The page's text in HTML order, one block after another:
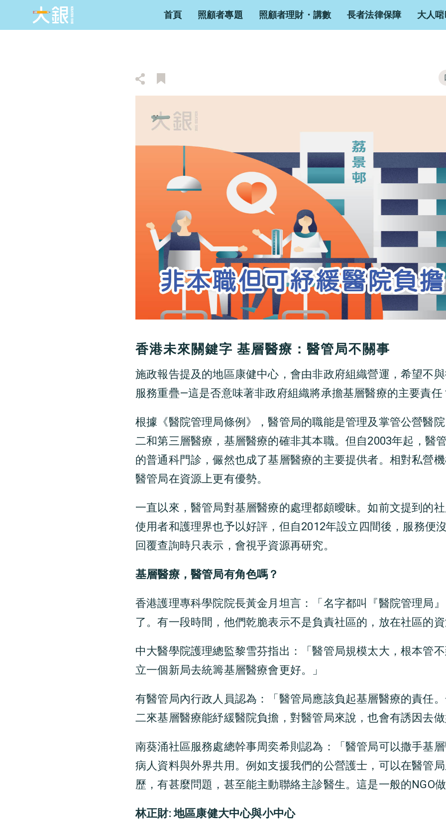
首頁 照顧者專題 照顧者理財・講數 長者法律保障 大人
香港未來關鍵字 基層醫療：醫管局不關事
施政報告提及的地區康健中心，會由非政府組織營運，希望不
服務重疊—這是否意味著非政府組織將承擔基層醫療的主要責任
根據《醫院管理局條例》，醫管局的職能是管理及掌管公營醫
二和第三層醫療，基層醫療的確非其本職。但自2003年起，醫
的普通科門診，儼然也成了基層醫療的主要提供者。相對私營機
醫管局在資源上更有優勢。
一直以來，醫管局對基層醫療的處理都頗曖昧。如前文提到的
使用者和護理界也予以好評，但自2012年設立四間後，服務便
回覆查詢時只表示，會視乎資源再研究。
基層醫療，醫管局有角色嗎？
香港護理專科學院院長黃金月坦言：「名字都叫『醫院管理局
了。有一段時間，他們乾脆表示不是負責社區的，放在社區的資
中大醫學院護理總監黎雪芬指出：「醫管局規模太大，根本管
立一個新局去統籌基層醫療會更好。」
有醫管局內行政人員認為：「醫管局應該負起基層醫療的責任。
二來基層醫療能紓緩醫院負擔，對醫管局來說，也會有誘因去做
南葵涌社區服務處總幹事周奕希則認為：「醫管局可以撒手基
病人資料與外界共用。例如支援我們的公營護士，可以在醫管
歷，有甚麼問題，甚至能主動聯絡主診醫生。這是一般的NGO做
林正財: 地區康健大中心與小中心